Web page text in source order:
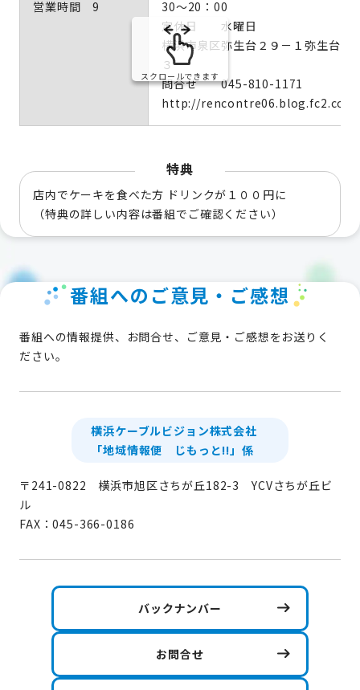
営業時間 9
30～20：00
定休日 水曜日
横浜市泉区弥生台２９－１弥生台二
３
問合せ 045-810-1171
http://
スクロールできます
特典
店内でケーキを食べた方 ドリンクが１００円に
（特典の詳しい内容は番組でご確認ください）
番組へのご意見・ご感想
番組への情報提供、お問合せ、ご意見・ご感想をお送りく
ださい。
横浜ケーブルビジョン株式会社
「地域情報便 じもっと!!」係
〒241-0822 横浜市旭区さちが丘182-3 YCVさちが丘ビ
ル
FAX：045-366-0186
バックナンバー
お問合せ